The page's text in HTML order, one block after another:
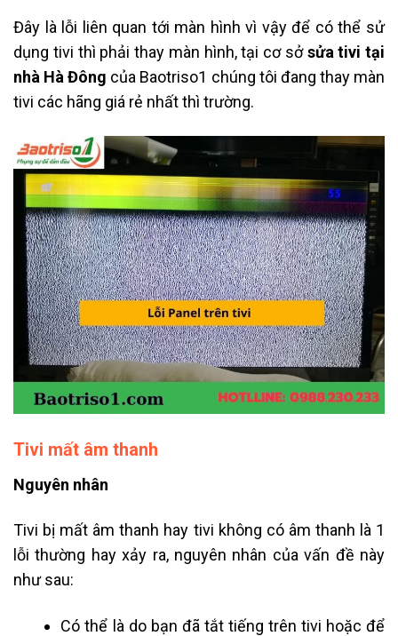
Đây là lỗi liên quan tới màn hình vì vậy để có thể sử
dụng tivi thì phải thay màn hình, tại cơ sởsửa tivi tại
nhà Hà Đông của Baotriso1 chúng tôi đang thay màn
tivi các hãng giá rẻ nhất thì trường.
Tivi mất âm thanh
Nguyên nhân
Tivi bị mất âm thanh hay tivi không có âm thanh là 1
lỗi thường hay xảy ra, nguyên nhân của vấn đề này
như sau:
Có thể là do bạn đã tắt tiếng trên tivi hoặc để